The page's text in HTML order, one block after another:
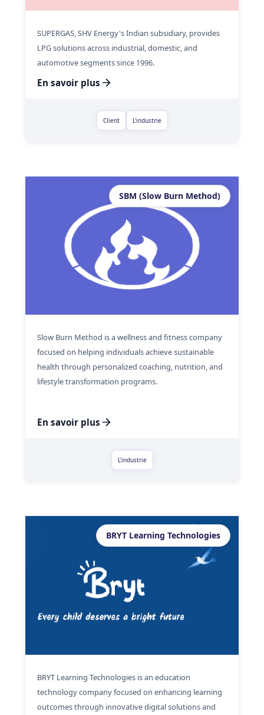
SUPERGAS, SHV Energy's Indian subsidiary, provides
LPG solutions across industrial, domestic, and
automotive segments since 1996.
En savoir plus
Client L'industrie
SBM (Slow Burn Method)
Slow Burn Method is a wellness and fitness company
focused on helping individuals achieve sustainable
health through personalized coaching, nutrition, and
lifestyle transformation programs.
En savoir plus
L'industrie
BRYT Learning Technologies
BRYT Learning Technologies is an education
technology company focused on enhancing learning
outcomes through innovative digital solutions and